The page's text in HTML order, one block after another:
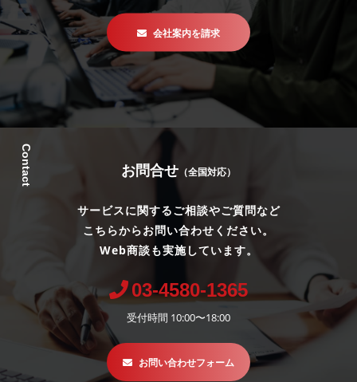
会社案内を請求
Contact お問合せ （全国対応）
サービスに関するご相談やご質問など
こちらからお問い合わせください。
Web商談も実施しています。
03-4580-1365
受付時間 10:00〜18:00
お問い合わせフォーム